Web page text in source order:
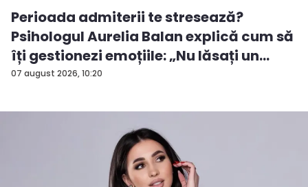
07 august 2026, 10:20
Perioada admiterii te stresează?
Psihologul Aurelia Balan explică cum să
îți gestionezi emoțiile: „Nu lăsați un
rezu...